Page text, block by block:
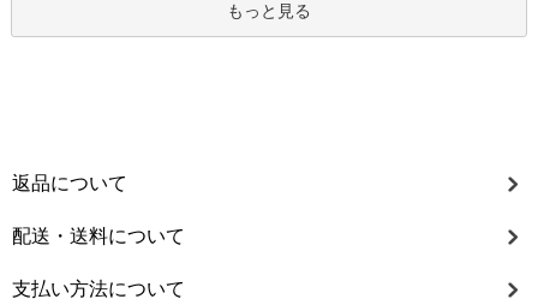
もっと見る
返品について
配送・送料について
支払い方法について